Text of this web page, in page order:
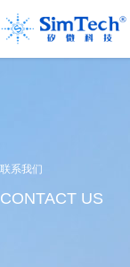
联系我们
CONTACT US